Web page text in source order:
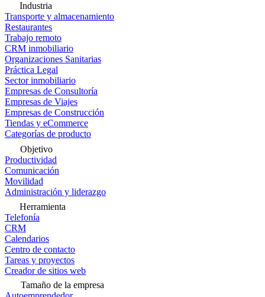
Industria
Transporte y almacenamiento
Restaurantes
Trabajo remoto
CRM inmobiliario
Organizaciones Sanitarias
Práctica Legal
Sector inmobiliario
Empresas de Consultoría
Empresas de Viajes
Empresas de Construcción
Tiendas y eCommerce
Categorías de producto
Objetivo
Productividad
Comunicación
Movilidad
Administración y liderazgo
Herramienta
Telefonía
CRM
Calendarios
Centro de contacto
Tareas y proyectos
Creador de sitios web
Tamaño de la empresa